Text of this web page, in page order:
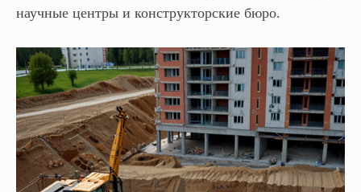
научные центры и конструкторские бюро.